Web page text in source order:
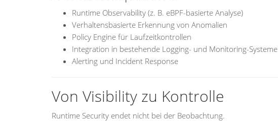
Runtime Observability (z. B. eBPF-basierte Analyse)
Verhaltensbasierte Erkennung von Anomalien
Policy Engine für Laufzeitkontrollen
Integration in bestehende Logging- und Monitoring-Systeme
Alerting und Incident Response
Von Visibility zu Kontrolle
Runtime Security endet nicht bei der Beobachtung.